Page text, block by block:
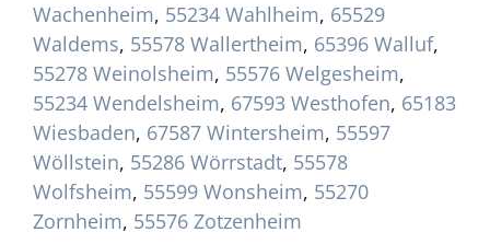
Wachenheim, 55234 Wahlheim, 65529
Waldems, 55578 Wallertheim, 65396 Walluf,
55278 Weinolsheim, 55576 Welgesheim,
55234 Wendelsheim, 67593 Westhofen, 65183
Wiesbaden, 67587 Wintersheim, 55597
Wöllstein, 55286 Wörrstadt, 55578
Wolfsheim, 55599 Wonsheim, 55270
Zornheim, 55576 Zotzenheim